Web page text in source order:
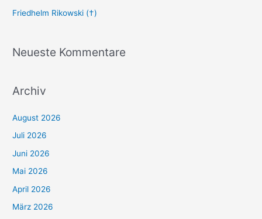
Friedhelm Rikowski (†)
Neueste Kommentare
Archiv
August 2026
Juli 2026
Juni 2026
Mai 2026
April 2026
März 2026